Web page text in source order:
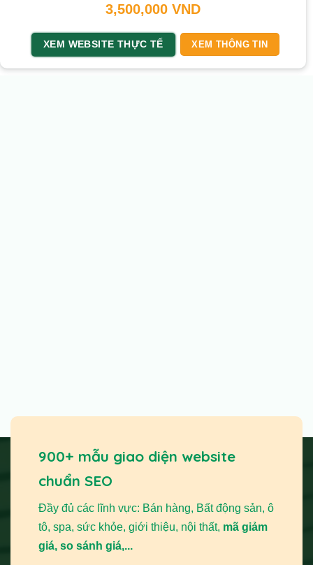
3,500,000 VND
XEM WEBSITE THỰC TẾ XEM THÔNG TIN
900+ mẫu giao diện website
chuẩn SEO
Đầy đủ các lĩnh vực: Bán hàng, Bất động sản, ô
tô, spa, sức khỏe, giới thiệu, nội thất, mã giảm
giá, so sánh giá,...